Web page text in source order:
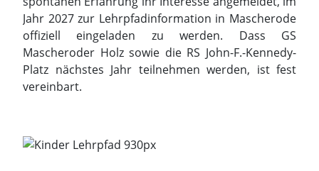
Tag der Niedersachsen 2026:
Landwirtschaft erlebbar
Drei Tage voller Begegnungen, Gespräche und